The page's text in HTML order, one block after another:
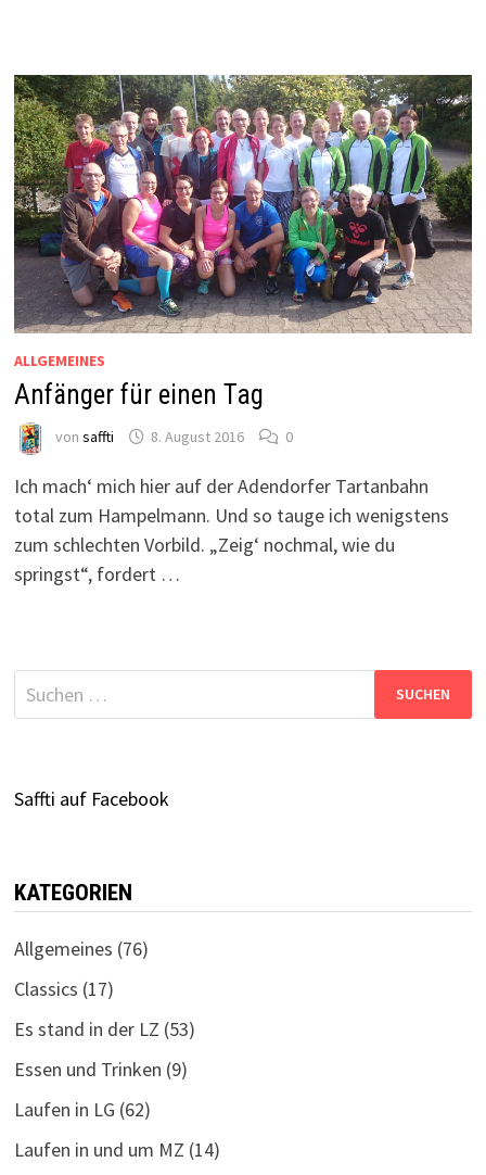
ALLGEMEINES
Anfänger für einen Tag
von saffti 8. August 2016 0
Ich mach‘ mich hier auf der Adendorfer Tartanbahn
total zum Hampelmann. Und so tauge ich wenigstens
zum schlechten Vorbild. „Zeig‘ nochmal, wie du
springst“, fordert …
Suchen
nach:
Saffti auf Facebook
KATEGORIEN
Allgemeines (76)
Classics (17)
Es stand in der LZ (53)
Essen und Trinken (9)
Laufen in LG (62)
Laufen in und um MZ (14)